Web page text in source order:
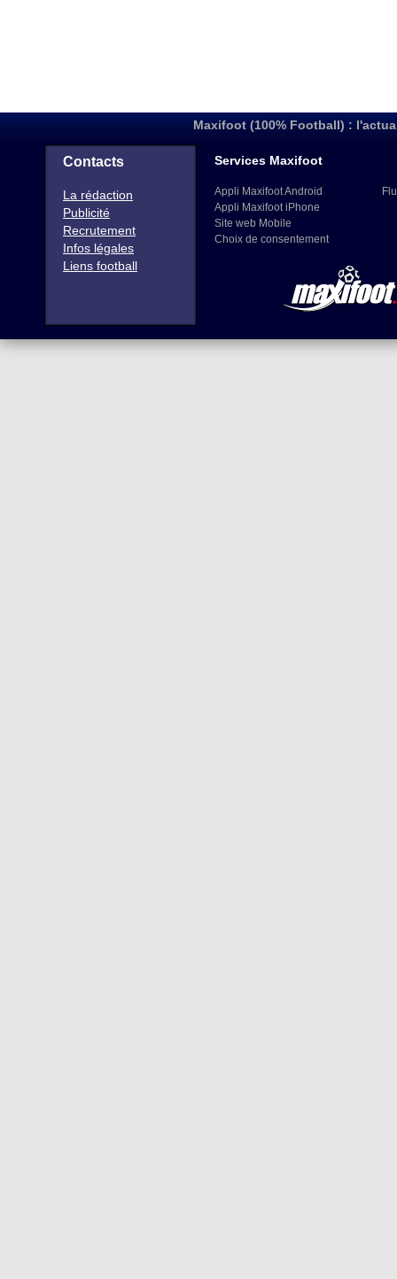
Maxifoot (100% Football) :
Contacts
La rédaction
Publicité
Recrutement
Infos légales
Liens football
Services Maxifoot
Appli Maxifoot Android
Appli Maxifoot iPhone
Site web Mobile
Choix de consentement